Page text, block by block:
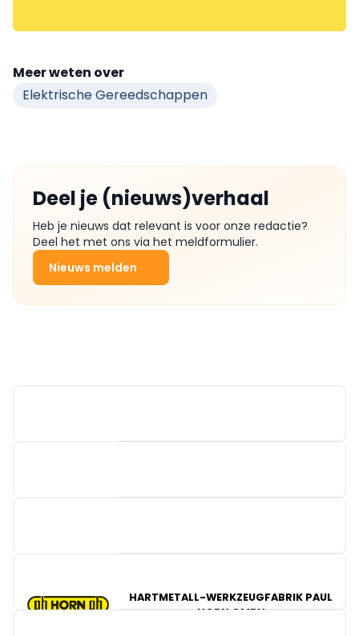
Meer weten over
Elektrische Gereedschappen
Deel je (nieuws)verhaal
Heb je nieuws dat relevant is voor onze redactie?
Deel het met ons via het meldformulier.
Nieuws melden
HARTMETALL-WERKZEUGFABRIK PAUL
HORN GMBH